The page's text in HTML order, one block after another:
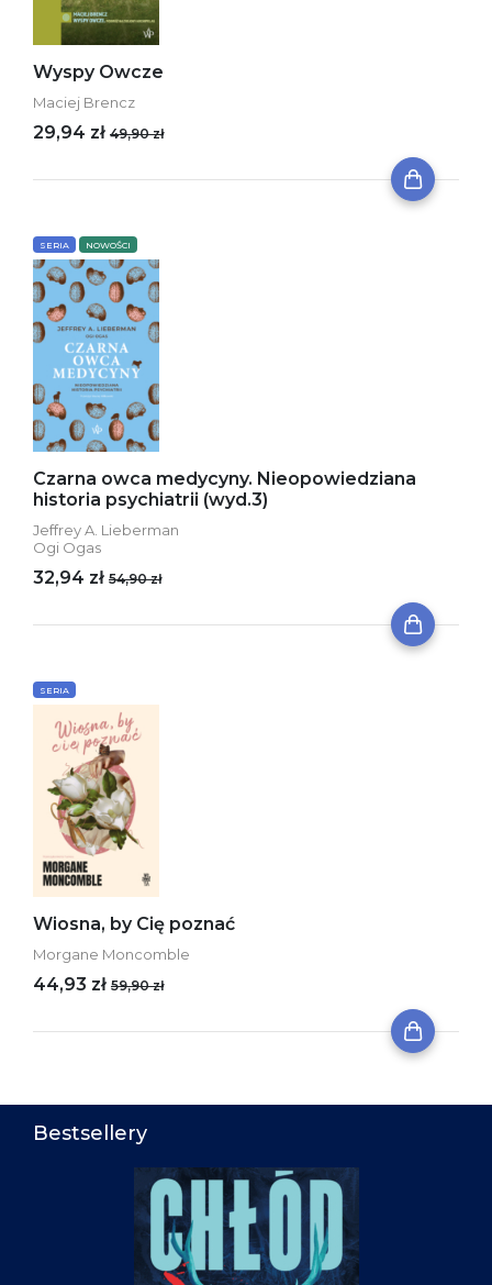
Wyspy Owcze
Maciej Brencz
29,94 zł 49,90 zł
SERIA NOWOŚCI
Czarna owca medycyny. Nieopowiedziana
historia psychiatrii (wyd.3)
Jeffrey A. Lieberman
Ogi Ogas
32,94 zł 54,90 zł
SERIA
Wiosna, by Cię poznać
Morgane Moncomble
44,93 zł 59,90 zł
Bestsellery